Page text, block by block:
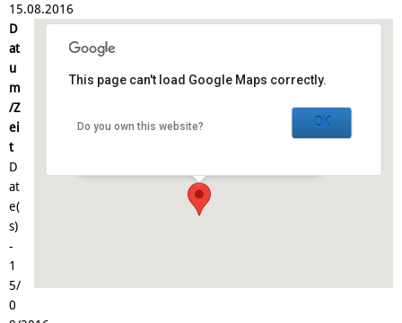
Facebook
RSS
15.08.2016
Der Grieche -
Langenweg 24 - Lindau
This page can't load Google Maps correctly.
Do you own this website? OK
D
at
u
m
/Z
ei
t
D
at
e(
s)
-
1
5/
0